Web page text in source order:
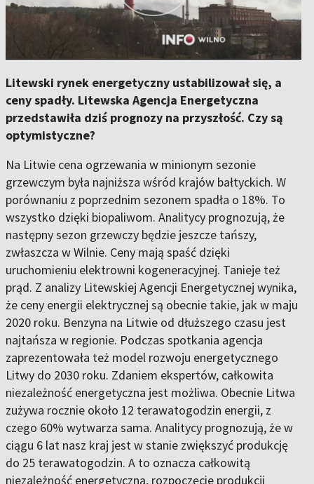
Litewski rynek energetyczny ustabilizował się, a
ceny spadły. Litewska Agencja Energetyczna
przedstawiła dziś prognozy na przyszłość. Czy są
optymistyczne?
Na Litwie cena ogrzewania w minionym sezonie
grzewczym była najniższa wśród krajów bałtyckich. W
porównaniu z poprzednim sezonem spadła o 18%. To
wszystko dzięki biopaliwom. Analitycy prognozują, że
następny sezon grzewczy będzie jeszcze tańszy,
zwłaszcza w Wilnie. Ceny mają spaść dzięki
uruchomieniu elektrowni kogeneracyjnej. Tanieje też
prąd. Z analizy Litewskiej Agencji Energetycznej wynika,
że ceny energii elektrycznej są obecnie takie, jak w maju
2020 roku. Benzyna na Litwie od dłuższego czasu jest
najtańsza w regionie. Podczas spotkania agencja
zaprezentowała też model rozwoju energetycznego
Litwy do 2030 roku. Zdaniem ekspertów, całkowita
niezależność energetyczna jest możliwa. Obecnie Litwa
zużywa rocznie około 12 terawatogodzin energii, z
czego 60% wytwarza sama. Analitycy prognozują, że w
ciągu 6 lat nasz kraj jest w stanie zwiększyć produkcję
do 25 terawatogodzin. A to oznacza całkowitą
niezależność energetyczną, rozpoczęcie produkcji